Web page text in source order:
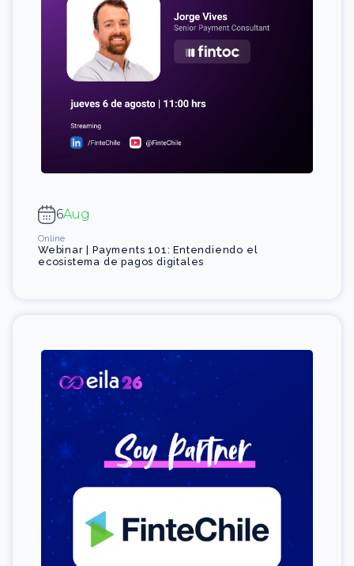
6Aug
Online
Webinar | Payments 101: Entendiendo el
ecosistema de pagos digitales